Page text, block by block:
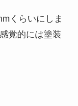
くらいにしま
覚的には塗装